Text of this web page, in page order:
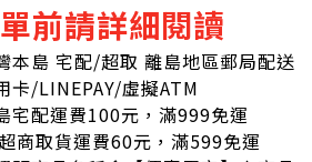
前請詳細閱讀
本島 宅配/超取 離島地區郵局配送
卡/LINEPAY/虛擬ATM
宅配運費100元，滿999免運
60元，滿599免運